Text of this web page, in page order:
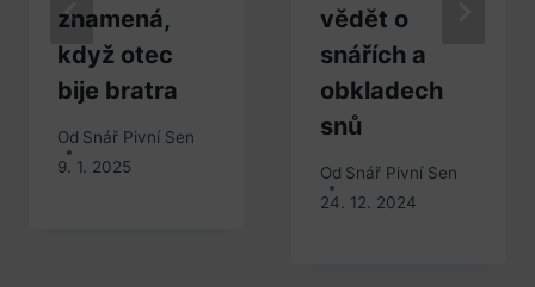
znamená,
když otec
bije bratra
Od Snář Pivní Sen
9. 1. 2025
vědět o
snářích a
obkladech
snů
Od Snář Pivní Sen
24. 12. 2024